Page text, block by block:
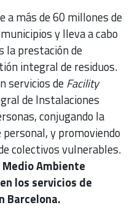
a más de 60 millo­nes de
y lleva a cabo
la prestación de
in­tegral de residuos.
servicios deFacility
de Instala­ciones
conjugando la
y promoviendo
colectivos vulnerables.
Medio Ambiente
los servicios de
Barcelona.